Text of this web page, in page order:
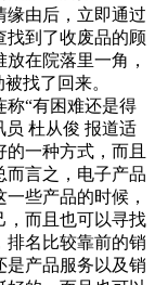
由后，立即通过
找到了收废品的顾
在院落里一角，
动被找了回来。
称“有困难还是得
杜从俊 报道适
一种方式，而且
而言之，电子产品
些产品的时候，
，而且也可以寻找
排名比较靠前的销
是产品服务以及销